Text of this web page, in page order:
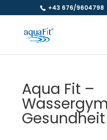
+43 676/9604798
Aqua Fit –